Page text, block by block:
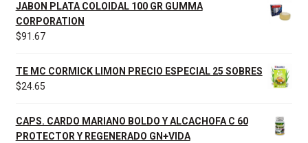
JABON PLATA COLOIDAL 100 GR GUMMA
CORPORATION
$91.67
TE MC CORMICK LIMON PRECIO ESPECIAL 25 SOBRES
$24.65
CAPS. CARDO MARIANO BOLDO Y ALCACHOFA C 60
PROTECTOR Y REGENERADO GN+VIDA